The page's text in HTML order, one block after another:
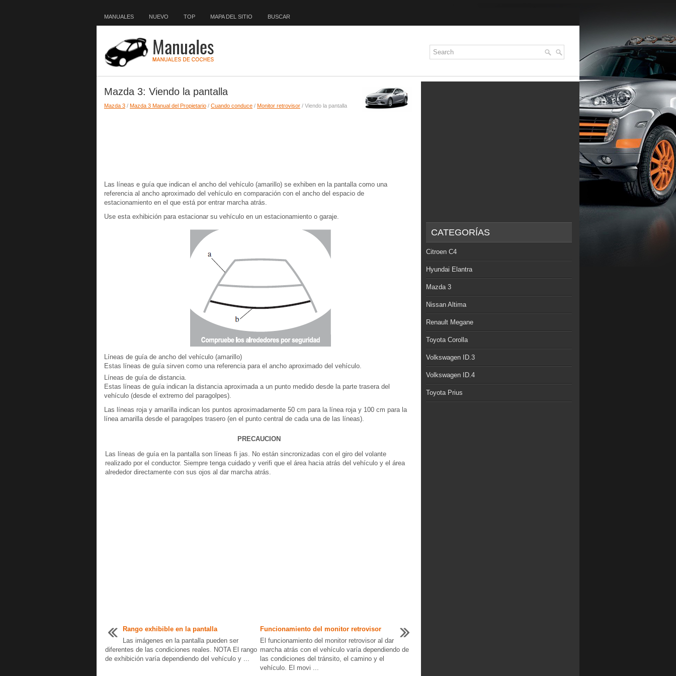
MANUALES NUEVO TOP MAPA DEL SITIO BUSCAR
Mazda 3: Viendo la pantalla
Mazda 3 / Mazda 3 Manual del Propietario / Cuando conduce / Monitor retrovisor / Viendo la pantalla
Las líneas e guía que indican el ancho del vehículo (amarillo) se exhiben en la pantalla como una
referencia al ancho aproximado del vehículo en comparación con el ancho del espacio de
estacionamiento en el que está por entrar marcha atrás.
Use esta exhibición para estacionar su vehículo en un estacionamiento o garaje.
Líneas de guía de ancho del vehículo (amarillo)
Estas líneas de guía sirven como una referencia para el ancho aproximado del vehículo.
Líneas de guía de distancia.
Estas líneas de guía indican la distancia aproximada a un punto medido desde la parte trasera del
vehículo (desde el extremo del paragolpes).
Las líneas roja y amarilla indican los puntos aproximadamente 50 cm para la línea roja y 100 cm para la
línea amarilla desde el paragolpes trasero (en el punto central de cada una de las líneas).
PRECAUCION
Las líneas de guía en la pantalla son líneas fi jas. No están sincronizadas con el giro del volante
realizado por el conductor. Siempre tenga cuidado y verifi que el área hacia atrás del vehículo y el área
alrededor directamente con sus ojos al dar marcha atrás.
Rango exhibible en la pantalla
Las imágenes en la pantalla pueden ser
diferentes de las condiciones reales. NOTA El rango
de exhibición varía dependiendo del vehículo y ...
Funcionamiento del monitor retrovisor
El funcionamiento del monitor retrovisor al dar
marcha atrás con el vehículo varía dependiendo de
las condiciones del tránsito, el camino y el
vehículo. El movi ...
CATEGORÍAS
Citroen C4
Hyundai Elantra
Mazda 3
Nissan Altima
Renault Megane
Toyota Corolla
Volkswagen ID.3
Volkswagen ID.4
Toyota Prius